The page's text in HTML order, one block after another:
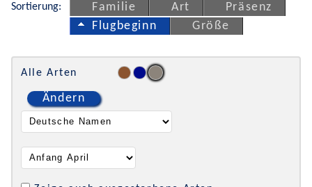
Sortierung: Familie Art
Präsenz
Flugbeginn
Größe
Alle Arten
Ändern